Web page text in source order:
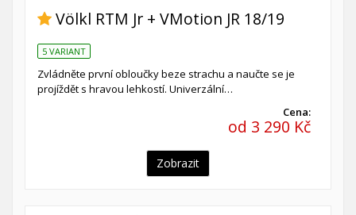
Völkl RTM Jr + VMotion JR 18/19
5 VARIANT
Zvládněte první obloučky beze strachu a naučte se je
projíždět s hravou lehkostí. Univerzální…
Cena:
od 3 290 Kč
Zobrazit